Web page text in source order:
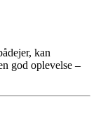
kan
god oplevelse –